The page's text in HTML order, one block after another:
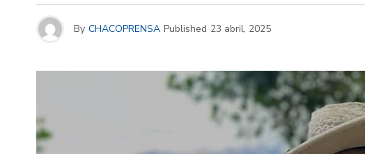
By CHACOPRENSA Published 23 abril, 2025